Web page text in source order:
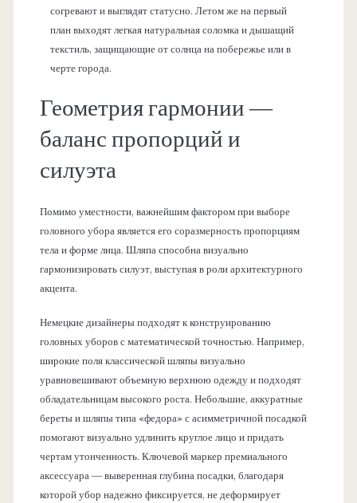
согревают и выглядят статусно. Летом же на первый
план выходят легкая натуральная соломка и дышащий
текстиль, защищающие от солнца на побережье или в
черте города.
Геометрия гармонии —
баланс пропорций и
силуэта
Помимо уместности, важнейшим фактором при выборе
головного убора является его соразмерность пропорциям
тела и форме лица. Шляпа способна визуально
гармонизировать силуэт, выступая в роли архитектурного
акцента.
Немецкие дизайнеры подходят к конструированию
головных уборов с математической точностью. Например,
широкие поля классической шляпы визуально
уравновешивают объемную верхнюю одежду и подходят
обладательницам высокого роста. Небольшие, аккуратные
береты и шляпы типа «федора» с асимметричной посадкой
помогают визуально удлинить круглое лицо и придать
чертам утонченность. Ключевой маркер премиального
аксессуара — выверенная глубина посадки, благодаря
которой убор надежно фиксируется, не деформирует